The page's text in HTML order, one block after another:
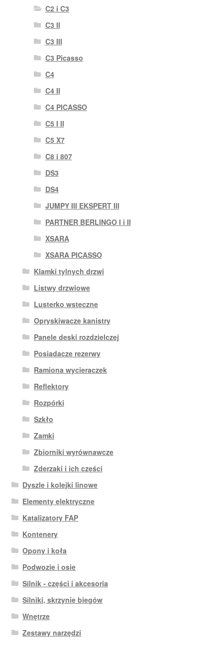
C2 i C3
C3 II
C3 III
C3 Picasso
C4
C4 II
C4 PICASSO
C5 I II
C5 X7
C8 i 807
DS3
DS4
JUMPY III EKSPERT III
PARTNER BERLINGO I i II
XSARA
XSARA PICASSO
Klamki tylnych drzwi
Listwy drzwiowe
Lusterko wsteczne
Opryskiwacze kanistry
Panele deski rozdzielczej
Posiadacze rezerwy
Ramiona wycieraczek
Reflektory
Rozpórki
Szkło
Zamki
Zbiorniki wyrównawcze
Zderzaki i ich części
Dyszle i kolejki linowe
Elementy elektryczne
Katalizatory FAP
Kontenery
Opony i koła
Podwozie i osie
Silnik - części i akcesoria
Silniki, skrzynie biegów
Wnętrze
Zestawy narzędzi